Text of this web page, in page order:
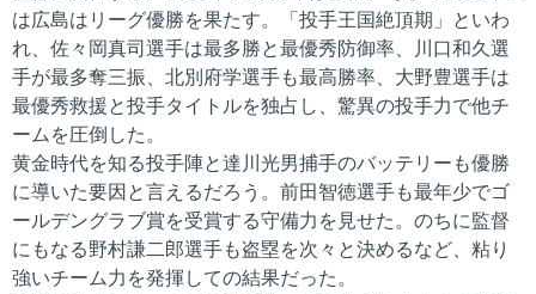
は広島はリーグ優勝を果たす。「投手王国絶頂期」といわ
れ、佐々岡真司選手は最多勝と最優秀防御率、川口和久選
手が最多奪三振、北別府学選手も最高勝率、大野豊選手は
最優秀救援と投手タイトルを独占し、驚異の投手力で他チ
ームを圧倒した。
黄金時代を知る投手陣と達川光男捕手のバッテリーも優勝
に導いた要因と言えるだろう。前田智徳選手も最年少でゴ
ールデングラブ賞を受賞する守備力を見せた。のちに監督
にもなる野村謙二郎選手も盗塁を次々と決めるなど、粘り
強いチーム力を発揮しての結果だった。